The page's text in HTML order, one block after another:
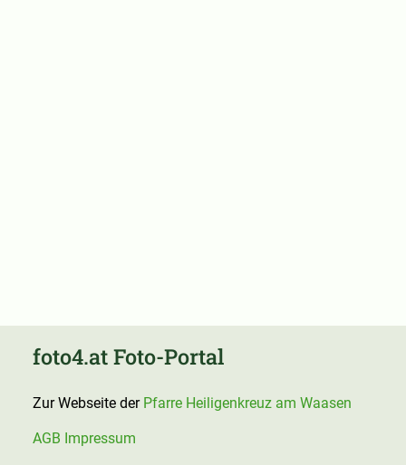
foto4.at Foto-Portal
Zur Webseite der Pfarre Heiligenkreuz am Waasen
AGB Impressum